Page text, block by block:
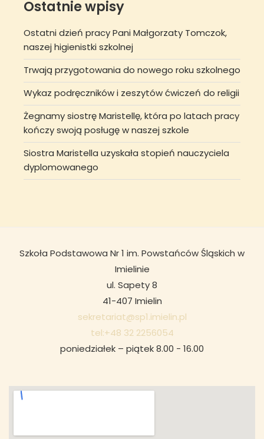
Ostatnie wpisy
Ostatni dzień pracy Pani Małgorzaty Tomczok,
naszej higienistki szkolnej
Trwają przygotowania do nowego roku szkolnego
Wykaz podręczników i zeszytów ćwiczeń do religii
Żegnamy siostrę Maristellę, która po latach pracy
kończy swoją posługę w naszej szkole
Siostra Maristella uzyskała stopień nauczyciela
dyplomowanego
Szkoła Podstawowa Nr 1 im. Powstańców Śląskich w
Imielinie
ul. Sapety 8
41-407 Imielin
sekretariat@sp1.imielin.pl
tel:+48 32 2256054
poniedziałek – piątek 8.00 - 16.00